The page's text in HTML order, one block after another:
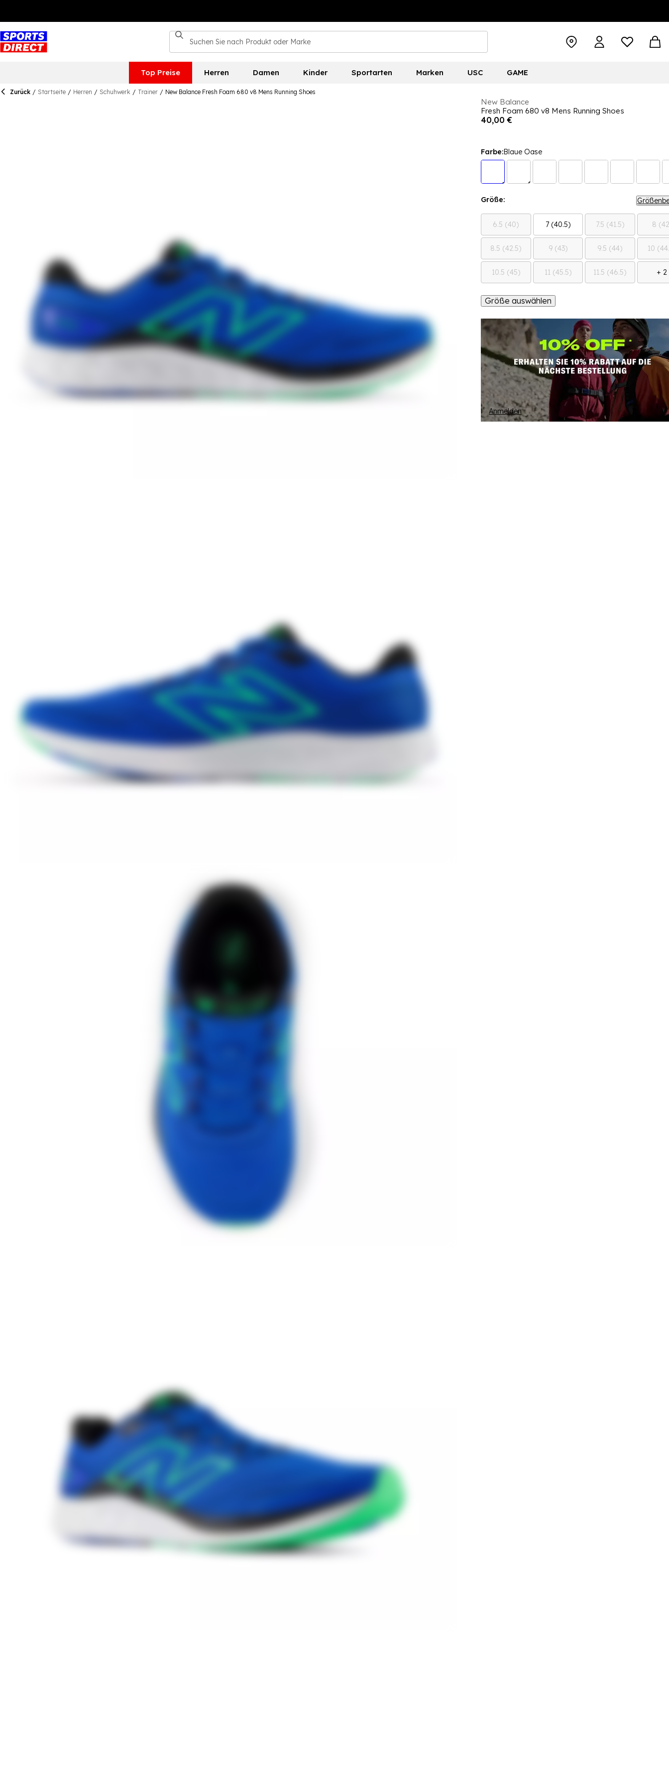
Top Preise Herren Damen Kinder Sportarten Marken USC GAME
Zurück / Startseite / Herren / Schuhwerk / Trainer / New Balance Fresh Foam 680 v8 Mens Running Shoes
New Balance
Fresh Foam 680 v8 Mens Running Shoes
40,00 €
Farbe:Blaue Oase
Größe:
6.5 (40) 7 (40.5) 7.5 (41.5) 8
8.5 (42.5) 9 (43) 9.5 (44) 10
10.5 (45) 11 (45.5) 11.5 (46.5) + 2
Größe auswählen
Anmelden